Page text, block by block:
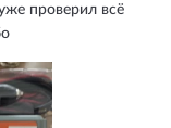
проверил всё